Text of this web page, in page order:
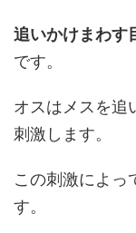
追いかけまわす
です。
オスはメスを追
刺激します。
この刺激によっ
す。